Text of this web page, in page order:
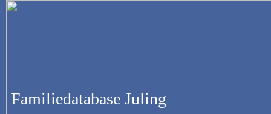
Familiedatabase Juling